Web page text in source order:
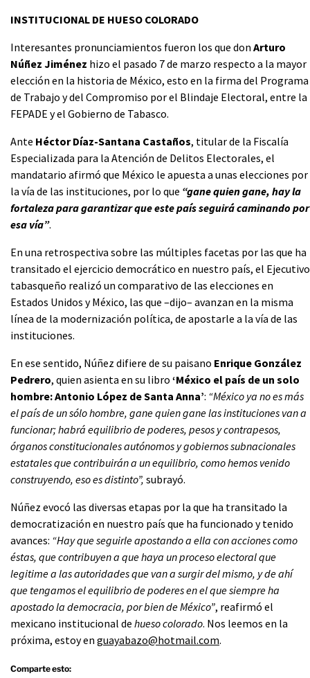
INSTITUCIONAL DE HUESO COLORADO
Interesantes pronunciamientos fueron los que don Arturo
Núñez Jiménez hizo el pasado 7 de marzo respecto a la mayor
elección en la historia de México, esto en la firma del Programa
de Trabajo y del Compromiso por el Blindaje Electoral, entre la
FEPADE y el Gobierno de Tabasco.
Ante Héctor Díaz-Santana Castaños, titular de la Fiscalía
Especializada para la Atención de Delitos Electorales, el
mandatario afirmó que México le apuesta a unas elecciones por
la vía de las instituciones, por lo que “gane quien gane, hay la
fortaleza para garantizar que este país seguirá caminando por
esa vía”.
En una retrospectiva sobre las múltiples facetas por las que ha
transitado el ejercicio democrático en nuestro país, el Ejecutivo
tabasqueño realizó un comparativo de las elecciones en
Estados Unidos y México, las que –dijo– avanzan en la misma
línea de la modernización política, de apostarle a la vía de las
instituciones.
En ese sentido, Núñez difiere de su paisano Enrique González
Pedrero, quien asienta en su libro ‘México el país de un solo
hombre: Antonio López de Santa Anna’: “México ya no es más
el país de un sólo hombre, gane quien gane las instituciones van a
funcionar; habrá equilibrio de poderes, pesos y contrapesos,
órganos constitucionales autónomos y gobiernos subnacionales
estatales que contribuirán a un equilibrio, como hemos venido
construyendo, eso es distinto”, subrayó.
Núñez evocó las diversas etapas por la que ha transitado la
democratización en nuestro país que ha funcionado y tenido
avances: “Hay que seguirle apostando a ella con acciones como
éstas, que contribuyen a que haya un proceso electoral que
legitime a las autoridades que van a surgir del mismo, y de ahí
que tengamos el equilibrio de poderes en el que siempre ha
apostado la democracia, por bien de México”, reafirmó el
mexicano institucional de hueso colorado. Nos leemos en la
próxima, estoy en guayabazo@hotmail.com.
Comparte esto: